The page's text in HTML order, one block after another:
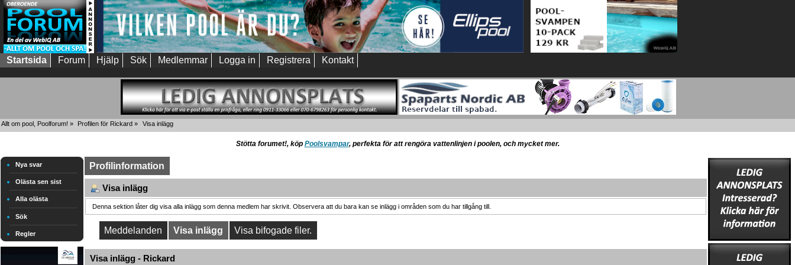
Startsida Forum Hjälp Sök Medlemmar Logga in Registrera Kontakt
Allt om pool, Poolforum! » Profilen för Rickard » Visa inlägg
Stötta forumet!, köp Poolsvampar, perfekta för att rengöra vattenlinjen i poolen, och mycket mer.
Nya svar
Olästa sen sist
Alla olästa
Sök
Regler
Profilinformation
Visa inlägg
Denna sektion låter dig visa alla inlägg som denna medlem har skrivit. Observera att du bara kan se inlägg i områden som du har tillgång till.
Meddelanden Visa inlägg Visa bifogade filer.
Visa inlägg - Rickard